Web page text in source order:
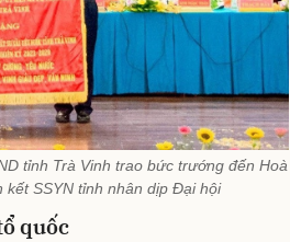
tỉnh Trà Vinh trao bức trướng đến Hoà
SSYN tỉnh nhân dịp Đại hội
quốc